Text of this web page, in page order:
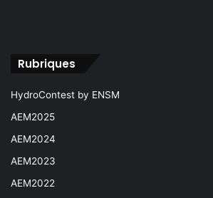
Rubriques
HydroContest by ENSM
AEM2025
AEM2024
AEM2023
AEM2022